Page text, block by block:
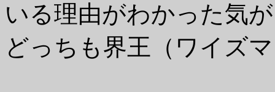
いる理由がわかった気
どっちも界王（ワイズ